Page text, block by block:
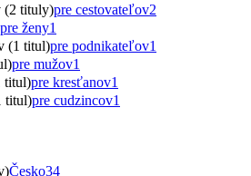
(2 tituly)pre cestovateľov2
pre ženy1
(1 titul)pre podnikateľov1
pre mužov1
titul)pre kresťanov1
titul)pre cudzincov1
Česko34